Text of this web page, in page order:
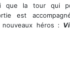
que la tour qui
est
héros :